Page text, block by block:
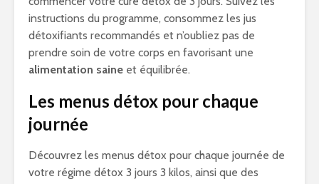
instructions du programme, consommez les jus
détoxifiants recommandés et n’oubliez pas de
prendre soin de votre corps en favorisant une
alimentation saine et équilibrée.
Les menus détox pour chaque
journée
Découvrez les menus détox pour chaque journée de
votre régime détox 3 jours 3 kilos, ainsi que des